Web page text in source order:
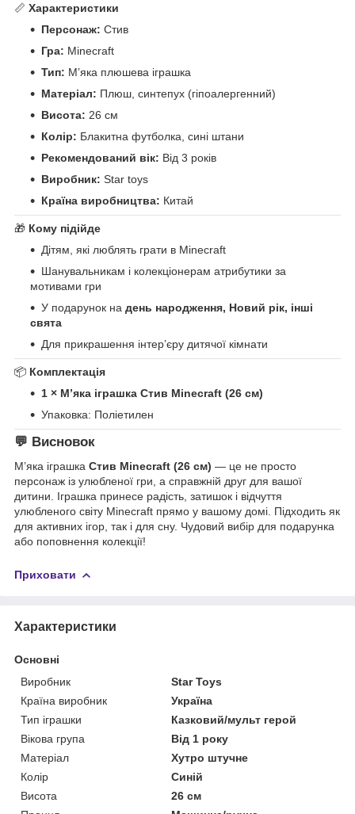
📏 Характеристики
Персонаж: Стив
Гра: Minecraft
Тип: М’яка плюшева іграшка
Матеріал: Плюш, синтепух (гіпоалергенний)
Висота: 26 см
Колір: Блакитна футболка, сині штани
Рекомендований вік: Від 3 років
Виробник: Star toys
Країна виробництва: Китай
🎁 Кому підійде
Дітям, які люблять грати в Minecraft
Шанувальникам і колекціонерам атрибутики за
мотивами гри
У подарунок на день народження, Новий рік, інші
свята
Для прикрашення інтер’єру дитячої кімнати
📦 Комплектація
1 × М’яка іграшка Стив Minecraft (26 см)
Упаковка: Поліетилен
💬 Висновок
М’яка іграшка Стив Minecraft (26 см) — це не просто
персонаж із улюбленої гри, а справжній друг для вашої
дитини. Іграшка принесе радість, затишок і відчуття
улюбленого світу Minecraft прямо у вашому домі. Підходить як
для активних ігор, так і для сну. Чудовий вибір для подарунка
або поповнення колекції!
Приховати
Характеристики
Основні
Виробник
Star Toys
Країна виробник
Україна
Тип іграшки
Казковий/мульт герой
Вікова група
Від 1 року
Матеріал
Хутро штучне
Колір
Синій
Висота
26 см